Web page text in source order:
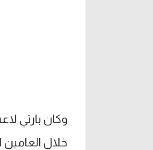
وكان بارتي
خلال العامين